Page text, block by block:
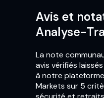
Avis et
Analyse-
La note
avis vérifiés
à notre
Markets sur 5